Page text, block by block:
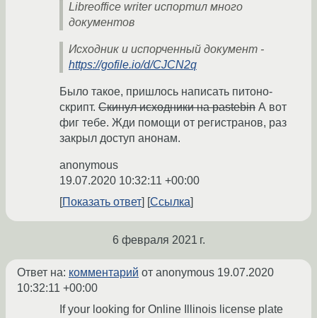
Libreoffice writer испортил много
документов
Исходник и испорченный документ -
https://gofile.io/d/CJCN2q
Было такое, пришлось написать питоно-
скрипт. Скинул исходники на pastebin А вот
фиг тебе. Жди помощи от регистранов, раз
закрыл доступ анонам.
anonymous
19.07.2020 10:32:11 +00:00
Показать ответ
Ссылка
6 февраля 2021 г.
Ответ на: комментарий от anonymous 19.07.2020
10:32:11 +00:00
If your looking for Online Illinois license plate